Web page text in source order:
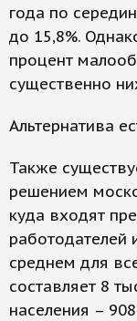
года по
до 15,8%.
процент
существенно
Альтернатива
Также
решением
куда входят
работодателей
среднем для
составляет 8
населения –